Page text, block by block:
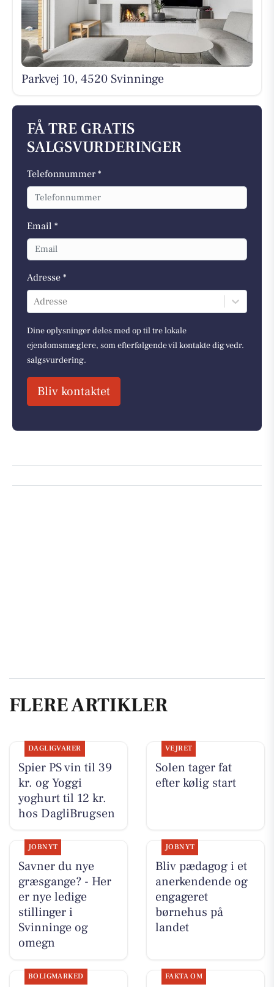
Parkvej 10, 4520 Svinninge
FÅ TRE GRATIS
SALGSVURDERINGER
Telefonnummer *
Email *
Adresse *
Adresse
Dine oplysninger deles med op til tre lokale
ejendomsmæglere, som efterfølgende vil kontakte dig vedr.
salgsvurdering.
Bliv kontaktet
FLERE ARTIKLER
DAGLIGVARER
Spier PS vin til 39
kr. og Yoggi
yoghurt til 12 kr.
hos DagliBrugsen
VEJRET
Solen tager fat
efter kølig start
JOBNYT
Savner du nye
græsgange? - Her
er nye ledige
stillinger i
Svinninge og
omegn
JOBNYT
Bliv pædagog i et
anerkendende og
engageret
børnehus på
landet
BOLIGMARKED FAKTA OM